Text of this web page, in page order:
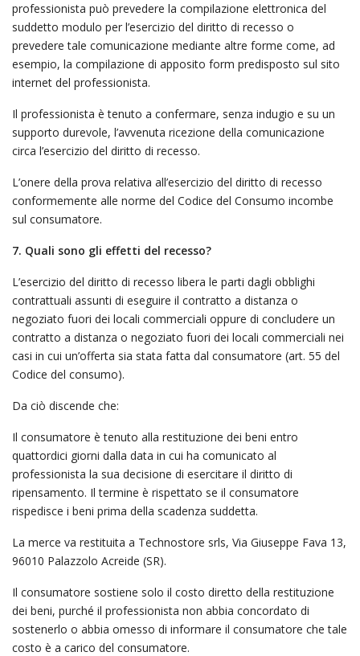
professionista può prevedere la compilazione elettronica del
suddetto modulo per l’esercizio del diritto di recesso o
prevedere tale comunicazione mediante altre forme come, ad
esempio, la compilazione di apposito form predisposto sul sito
internet del professionista.
Il professionista è tenuto a confermare, senza indugio e su un
supporto durevole, l’avvenuta ricezione della comunicazione
circa l’esercizio del diritto di recesso.
L’onere della prova relativa all’esercizio del diritto di recesso
conformemente alle norme del Codice del Consumo incombe
sul consumatore.
7. Quali sono gli effetti del recesso?
L’esercizio del diritto di recesso libera le parti dagli obblighi
contrattuali assunti di eseguire il contratto a distanza o
negoziato fuori dei locali commerciali oppure di concludere un
contratto a distanza o negoziato fuori dei locali commerciali nei
casi in cui un’offerta sia stata fatta dal consumatore (art. 55 del
Codice del consumo).
Da ciò discende che:
Il consumatore è tenuto alla restituzione dei beni entro
quattordici giorni dalla data in cui ha comunicato al
professionista la sua decisione di esercitare il diritto di
ripensamento. Il termine è rispettato se il consumatore
rispedisce i beni prima della scadenza suddetta.
La merce va restituita a Technostore srls, Via Giuseppe Fava 13,
96010 Palazzolo Acreide (SR).
Il consumatore sostiene solo il costo diretto della restituzione
dei beni, purché il professionista non abbia concordato di
sostenerlo o abbia omesso di informare il consumatore che tale
costo è a carico del consumatore.